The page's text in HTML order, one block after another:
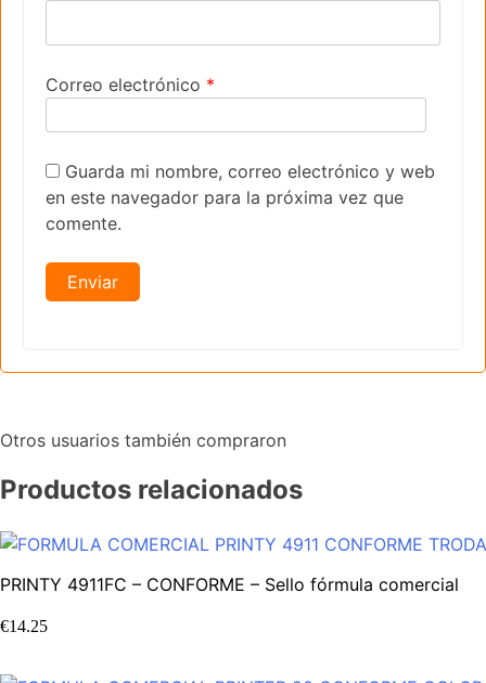
Correo electrónico *
Guarda mi nombre, correo electrónico y web
en este navegador para la próxima vez que
comente.
Otros usuarios también compraron
Productos relacionados
PRINTY 4911FC – CONFORME – Sello fórmula comercial
€14.25